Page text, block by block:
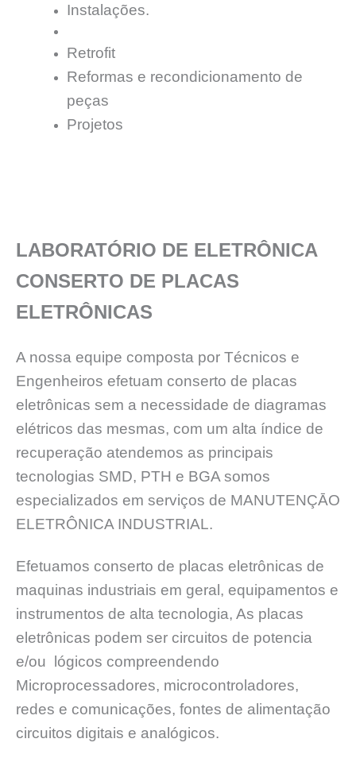
Instalações.
Retrofit
Reformas e recondicionamento de
peças
Projetos
LABORATÓRIO DE ELETRÔNICA
CONSERTO DE PLACAS
ELETRÔNICAS
A nossa equipe composta por Técnicos e
Engenheiros efetuam conserto de placas
eletrônicas sem a necessidade de diagramas
elétricos das mesmas, com um alta índice de
recuperação atendemos as principais
tecnologias SMD, PTH e BGA somos
especializados em serviços de MANUTENÇĀO
ELETRÔNICA INDUSTRIAL.
Efetuamos conserto de placas eletrônicas de
maquinas industriais em geral, equipamentos e
instrumentos de alta tecnologia, As placas
eletrônicas podem ser circuitos de potencia
e/ou lógicos compreendendo
Microprocessadores, microcontroladores,
redes e comunicações, fontes de alimentação
circuitos digitais e analógicos.